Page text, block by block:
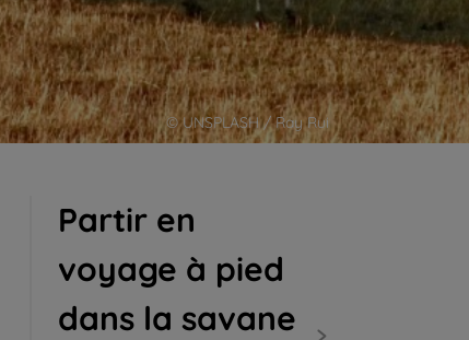
© UNSPLASH / Ray Rui
Partir en
voyage à pied
dans la savane